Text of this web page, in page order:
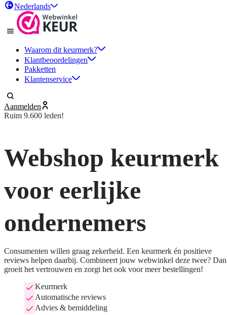
Nederlands
Waarom dit keurmerk?
Klantbeoordelingen
Pakketten
Klantenservice
Aanmelden
Ruim 9.600 leden!
Webshop keurmerk
voor eerlijke
ondernemers
Consumenten willen graag zekerheid. Een keurmerk én positieve
reviews helpen daarbij. Combineert jouw webwinkel deze twee? Dan
groeit het vertrouwen en zorgt het ook voor meer bestellingen!
Keurmerk
Automatische reviews
Advies & bemiddeling